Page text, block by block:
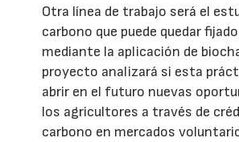
Otra línea de trabajo será el
carbono que puede quedar
mediante la aplicación de
proyecto analizará si esta
abrir en el futuro nuevas
los agricultores a través de
carbono en mercados